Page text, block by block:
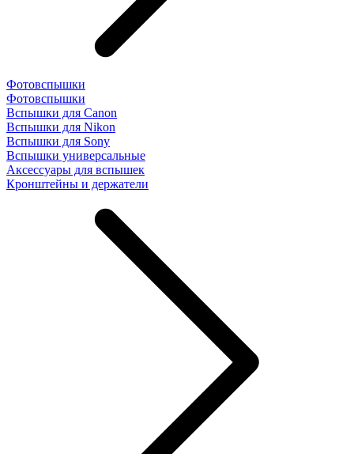
Фотовспышки
Фотовспышки
Вспышки для Canon
Вспышки для Nikon
Вспышки для Sony
Вспышки универсальные
Аксесcуары для вспышек
Кронштейны и держатели